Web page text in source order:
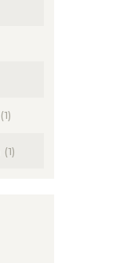
(1)
(1)